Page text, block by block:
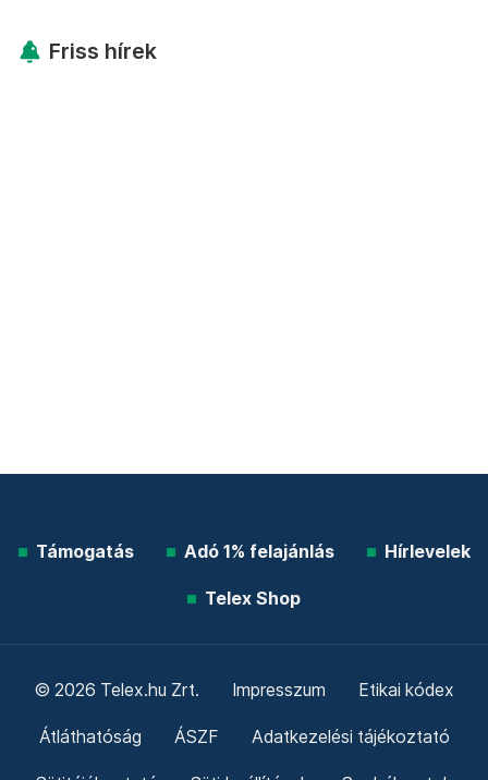
Friss hírek
Támogatás Adó 1% felajánlás Hírlevelek
Telex Shop
© 2026 Telex.hu Zrt. Impresszum Etikai kódex
Átláthatóság ÁSZF Adatkezelési tájékoztató